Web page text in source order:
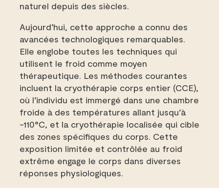
naturel depuis des siècles.
Aujourd’hui, cette approche a connu des
avancées technologiques remarquables.
Elle englobe toutes les techniques qui
utilisent le froid comme moyen
thérapeutique. Les méthodes courantes
incluent la cryothérapie corps entier (CCE),
où l’individu est immergé dans une chambre
froide à des températures allant jusqu’à
-110°C, et la cryothérapie localisée qui cible
des zones spécifiques du corps. Cette
exposition limitée et contrôlée au froid
extrême engage le corps dans diverses
réponses physiologiques.